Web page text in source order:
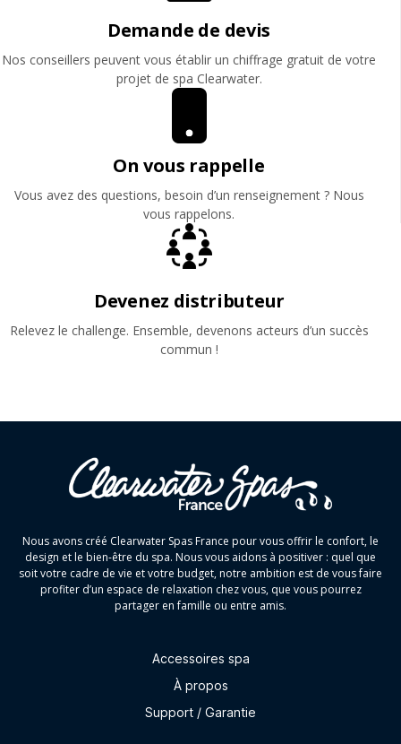
Demande de devis
Nos conseillers peuvent vous établir un chiffrage gratuit de votre
projet de spa Clearwater.
On vous rappelle
Vous avez des questions, besoin d’un renseignement ? Nous
vous rappelons.
Devenez distributeur
Relevez le challenge. Ensemble, devenons acteurs d’un succès
commun !
Nous avons créé Clearwater Spas France pour vous offrir le confort, le
design et le bien-être du spa. Nous vous aidons à positiver : quel que
soit votre cadre de vie et votre budget, notre ambition est de vous faire
profiter d’un espace de relaxation chez vous, que vous pourrez
partager en famille ou entre amis.
Accessoires spa
À propos
Support / Garantie